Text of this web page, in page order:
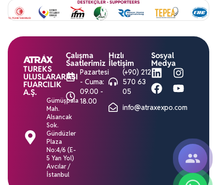
TUREKS
ULUSLARARASI
FUARCILIK
A.Ş.
Gümüşpala
Mah.
Alsancak
Sok.
Gündüzler
Plaza
No:4/6 (E-
5 Yan Yol)
Avcılar /
İstanbul
Çalışma
Saatlerimiz
Pazartesi
- Cuma:
09.00 -
18.00
Hızlı
İletişim
(+90) 212
570 63
05
info@atraxexpo.com
Sosyal
Medya